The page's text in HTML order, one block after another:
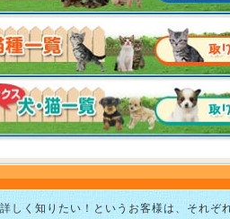
しく知りたい！というお客様は、それぞ